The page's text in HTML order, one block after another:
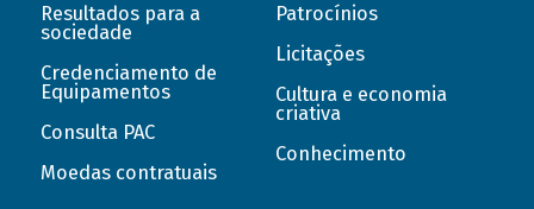
Resultados para a
sociedade
Credenciamento de
Equipamentos
Consulta PAC
Moedas contratuais
Patrocínios
Licitações
Cultura e economia
criativa
Conhecimento